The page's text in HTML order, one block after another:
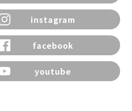
instagram
facebook
youtube